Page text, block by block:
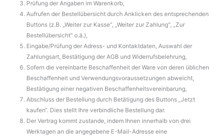
Prüfung der Angaben im Warenkorb,
Aufrufen der Bestellübersicht durch Anklicken des entsprechenden
Buttons (z.B. „Weiter zur Kasse“, „Weiter zur Zahlung“, „Zur
Bestellübersicht“ o.ä.),
Eingabe/Prüfung der Adress- und Kontaktdaten, Auswahl der
Zahlungsart, Bestätigung der AGB und Widerrufsbelehrung,
Sofern die vereinbarte Beschaffenheit der Ware von deren üblichen
Beschaffenheit und Verwendungsvoraussetzungen abweicht,
Bestätigung einer negativen Beschaffenheitsvereinbarung,
Abschluss der Bestellung durch Betätigung des Buttons „Jetzt
kaufen“. Dies stellt Ihre verbindliche Bestellung dar.
Der Vertrag kommt zustande, indem Ihnen innerhalb von drei
Werktagen an die angegebene E-Mail-Adresse eine